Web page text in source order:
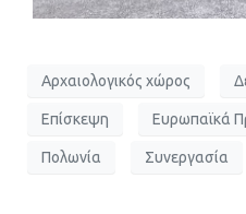
Αρχαιολογικός χώρος
Επίσκεψη Ευρωπαϊκά
Πολωνία Συνεργασία